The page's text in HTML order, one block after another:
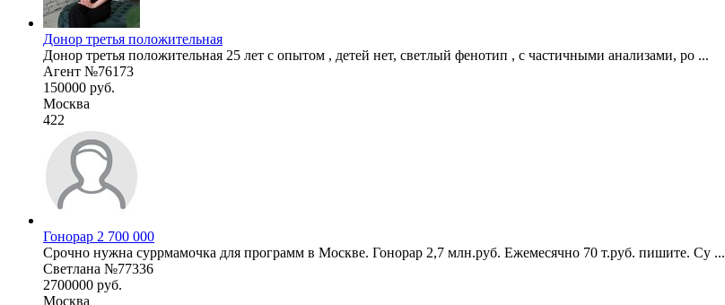
Донор третья положительная
Донор третья положительная 25 лет с опытом , детей нет, светлый фенотип , с частичными анализами, ро ...
Агент №76173
150000 руб.
Москва
422
Гонорар 2 700 000
Срочно нужна суррмамочка для программ в Москве. Гонорар 2,7 млн.руб. Ежемесячно 70 т.руб. пишите. Су ...
Светлана №77336
2700000 руб.
Москва